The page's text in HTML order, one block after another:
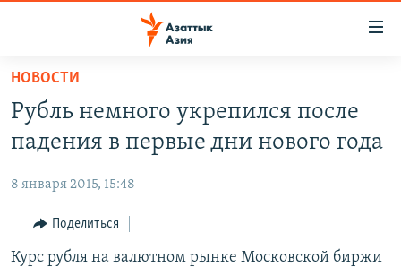
Вернуться
основному
содержанию
навигации
Вернутся
ЦЕНТРАЛЬНАЯ АЗИЯ
УЗБЕКИСТАН
ТАДЖИКИСТАН
НОВОСТИ
НА ДРУГИХ ЯЗЫКАХ
ҚАЗАҚША
КЫРГЫЗЧА
НОВОСТИ
Рубль немного укрепился после
падения в первые дни нового года
8 января 2015, 15:48
Поделиться
Курс рубля на валютном рынке Московской биржи